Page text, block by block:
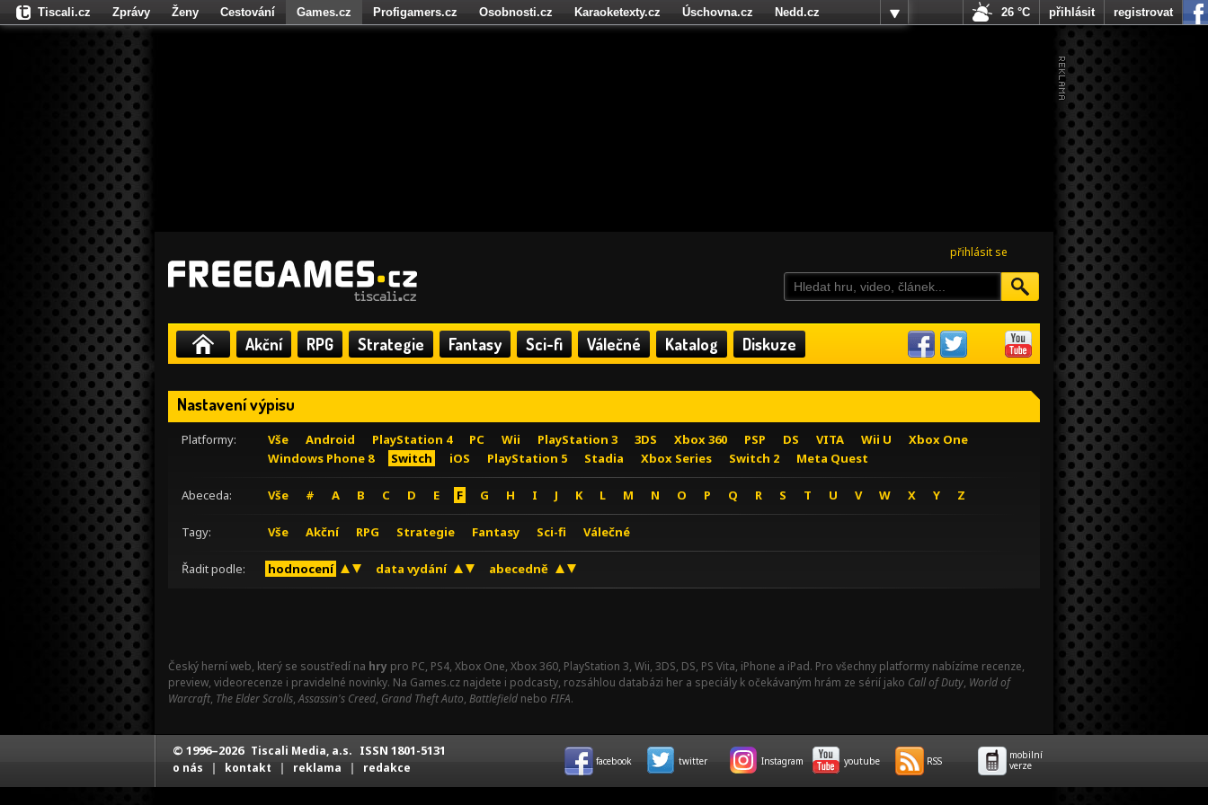
přihlásit se
Akční RPG Strategie Fantasy Sci-fi Válečné Katalog Diskuze
Nastavení výpisu
Platformy: Vše Android PlayStation 4 PC Wii PlayStation 3 3DS Xbox 360 PSP DS VITA Wii U
Xbox One
Windows Phone 8
Switch iOS PlayStation 5 Stadia Xbox Series Switch 2 Meta Quest
Abeceda: Vše # A B C D E F G H I J K L M N O P Q R S T U V W X Y Z
Tagy: Vše Akční RPG Strategie Fantasy Sci-fi Válečné
Řadit podle: hodnocení data vydání abecedně
Český herní web, který se soustředí na hry pro PC, PS4, Xbox One, Xbox 360, PlayStation 3, Wii, 3DS, DS, PS Vita, iPhone a iPad. Pro všechny platformy nabízíme recenze,
preview, videorecenze i pravidelné novinky. Na Games.cz najdete i podcasty, rozsáhlou databázi her a speciály k očekávaným hrám ze sérií jako Call of Duty, World of
Warcraft, The Elder Scrolls,Assassin's Creed, Grand Theft Auto, Battlefield nebo FIFA.
Tiscali.cz Zprávy Ženy Cestování Games.cz Profigamers.cz Osobnosti.cz Karaoketexty.cz Úschovna.cz
Nedd.cz
Fights.cz
26 °C přihlásit registrovat
© 1996–2026 Tiscali Media, a.s. ISSN 1801-5131
o nás | kontakt | reklama | redakce facebook twitter Instagram youtube RSS
mobilní
verze